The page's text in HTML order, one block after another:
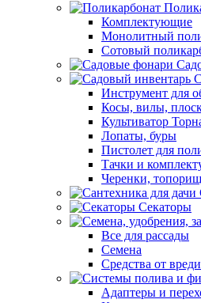
Комплектующие
Монолитный
Сотовый
Инструмент для
Косы, вилы,
Культиватор
Лопаты, буры
Пистолет для
Тачки и
Черенки,
Секаторы
Все для рассады
Семена
Средства от
Адаптеры и